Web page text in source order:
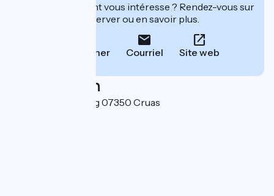
Cet établissement vous intéresse ? Rendez-vous sur
leur site pour réserver ou en savoir plus.
Téléphoner Courriel Site web
Localisation
Chemin du camping 07350 Cruas